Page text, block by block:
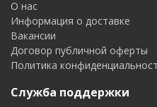
О нас
Информация о доставке
Вакансии
Договор публичной оферты
Политика
Служба поддержки